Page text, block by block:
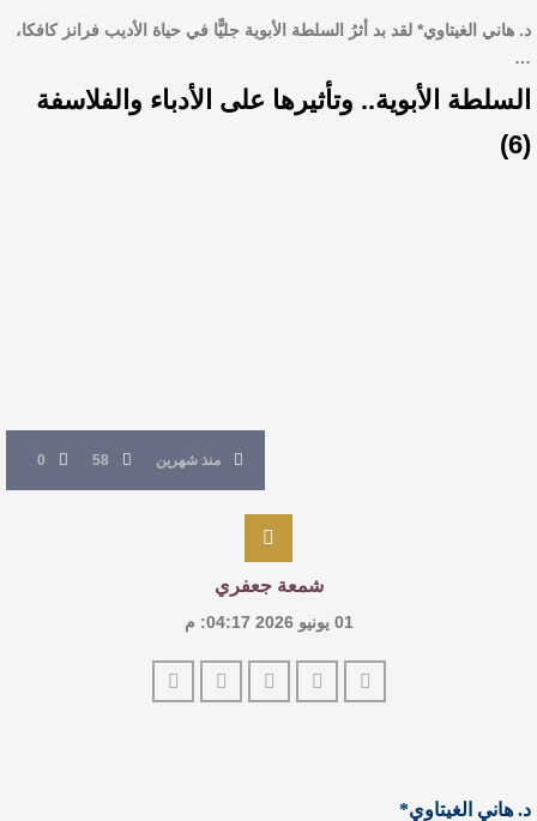
الروائي جابر محمد مدخلي: أحضر داخل رواياتي
بحذر، والثقافة قوتنا الناعمة لمخاطبة العالم.
د. هاني الغيتاوي* لقد بد أثرُ السلطة الأبوية جليًّا في حياة الأديب فرانز كافكا،
…
السلطة الأبوية.. وتأثيرها على الأدباء والفلاسفة
(6)
منذ شهرين 58
0
شمعة جعفري
01 يونيو 2026 04:17: م
د. هاني الغيتاوي*